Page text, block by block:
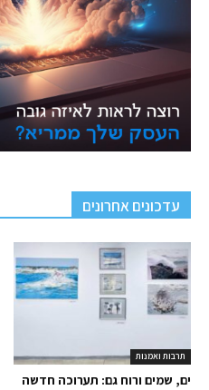
עדכונים אחרונים
תרבות ואמנות
ים, שמים ורוח גם: תערוכה חדשה